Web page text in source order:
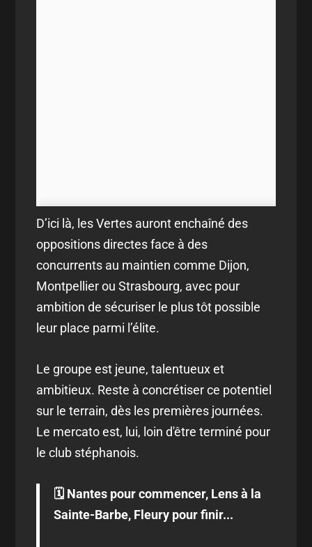
D’ici là, les Vertes auront enchaîné des
oppositions directes face à des
concurrents au maintien comme Dijon,
Montpellier ou Strasbourg, avec pour
ambition de sécuriser le plus tôt possible
leur place parmi l’élite.
Le groupe est jeune, talentueux et
ambitieux. Reste à concrétiser ce potentiel
sur le terrain, dès les premières journées.
Le mercato est, lui, loin d'être terminé pour
le club stéphanois.
🗓️ Nantes pour commencer, Lens à la
Sainte-Barbe, Fleury pour finir...